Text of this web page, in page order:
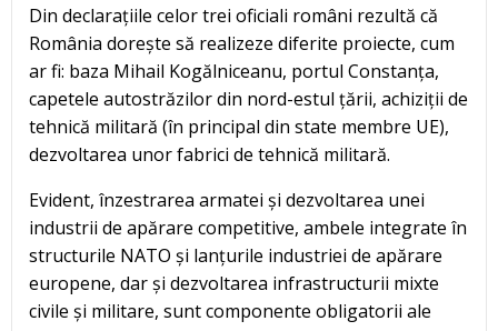
Din declarațiile celor trei oficiali români rezultă că
România dorește să realizeze diferite proiecte, cum
ar fi: baza Mihail Kogălniceanu, portul Constanța,
capetele autostrăzilor din nord-estul țării, achiziții de
tehnică militară (în principal din state membre UE),
dezvoltarea unor fabrici de tehnică militară.
Evident, înzestrarea armatei și dezvoltarea unei
industrii de apărare competitive, ambele integrate în
structurile NATO și lanțurile industriei de apărare
europene, dar și dezvoltarea infrastructurii mixte
civile și militare, sunt componente obligatorii ale